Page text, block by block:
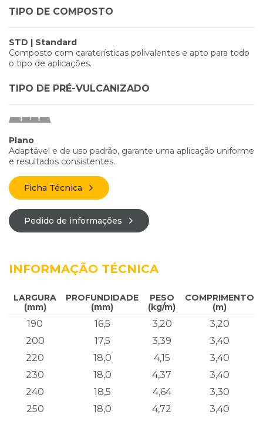
TIPO DE COMPOSTO
STD | Standard
Composto com caraterísticas polivalentes e apto para todo
o tipo de aplicações.
TIPO DE PRÉ-VULCANIZADO
Plano
Adaptável e de uso padrão, garante uma aplicação uniforme
e resultados consistentes.
Ficha Técnica
Pedido de informações
INFORMAÇÃO TÉCNICA
LARGURA
(mm)
PROFUNDIDADE
(mm)
PESO
(kg/m)
COMPRIMENTO
(m)
190 16,5 3,20
3,20
200
17,5 3,39
3,40
220
18,0 4,15
3,40
230
18,0 4,37
3,40
240
18,5 4,64
3,30
250
18,0 4,72 3,40